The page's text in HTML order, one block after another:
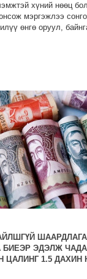
хүний нөөц
мэргэжлээ
өнгө оруул,
БИЕЭР ЭДЭЛЖ
ЦАЛИНГ 1.5 ДАХИН